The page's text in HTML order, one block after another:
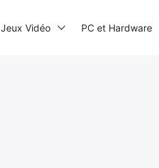
Jeux Vidéo PC et Hardware